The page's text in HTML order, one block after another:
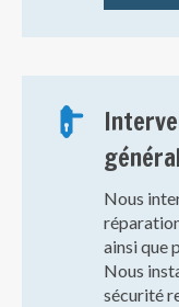
Nous
ainsi que
Nous
sécurité